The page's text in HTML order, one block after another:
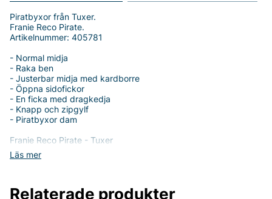
Läs mer
Piratbyxor från Tuxer.
Franie Reco Pirate.
Artikelnummer: 405781
- Normal midja
- Raka ben
- Justerbar midja med kardborre
- Öppna sidofickor
- En ficka med dragkedja
- Knapp och zipgylf
- Piratbyxor dam
Franie Reco Pirate - Tuxer
Upptäck Franie Reco Pirate från Tuxer, designad för dam som
dem till en perfekt följeslagare för alla tillfällen.
Relaterade produkter